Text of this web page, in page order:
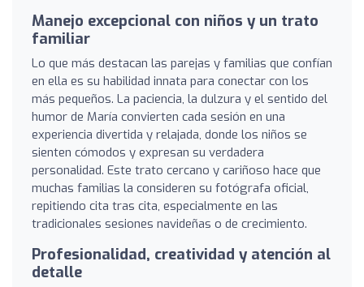
Manejo excepcional con niños y un trato
familiar
Lo que más destacan las parejas y familias que confían
en ella es su habilidad innata para conectar con los
más pequeños. La paciencia, la dulzura y el sentido del
humor de María convierten cada sesión en una
experiencia divertida y relajada, donde los niños se
sienten cómodos y expresan su verdadera
personalidad. Este trato cercano y cariñoso hace que
muchas familias la consideren su fotógrafa oficial,
repitiendo cita tras cita, especialmente en las
tradicionales sesiones navideñas o de crecimiento.
Profesionalidad, creatividad y atención al
detalle